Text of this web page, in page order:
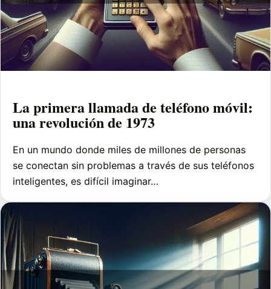
La primera llamada de teléfono móvil:
una revolución de 1973
En un mundo donde miles de millones de personas
se conectan sin problemas a través de sus teléfonos
inteligentes, es difícil imaginar…